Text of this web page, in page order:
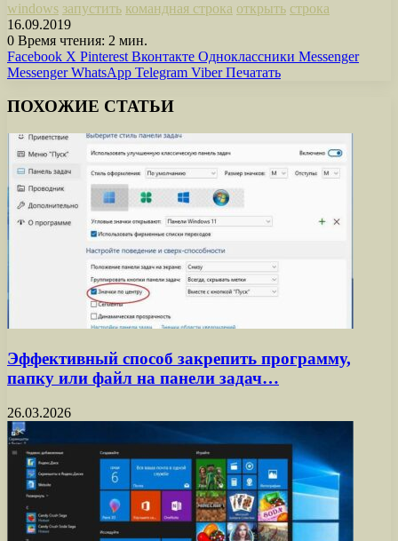
windows запустить командная строка открыть строка
16.09.2019
0 Время чтения: 2 мин.
Facebook X Pinterest Вконтакте Одноклассники Messenger
Messenger WhatsApp Telegram Viber Печатать
ПОХОЖИЕ СТАТЬИ
Эффективный способ закрепить программу,
папку или файл на панели задач…
26.03.2026